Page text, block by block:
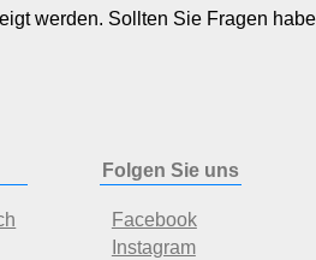
werden. Sollten Sie Fragen
Folgen Sie uns
Facebook
Instagram